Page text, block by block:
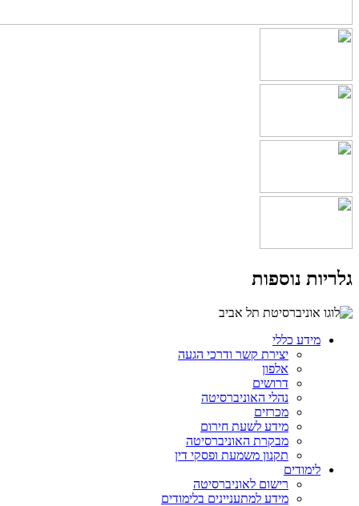
גלריות נוספות
מידע כללי
יצירת קשר ודרכי הגעה
אלפון
דרושים
נהלי האוניברסיטה
מכרזים
מידע לשעת חירום
מבקרת האוניברסיטה
תקנון משמעת ופסקי דין
לימודים
רישום לאוניברסיטה
מידע למתעניינים בלימודים